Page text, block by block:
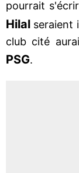
pourrait
Hilal seraient
club cité
PSG.